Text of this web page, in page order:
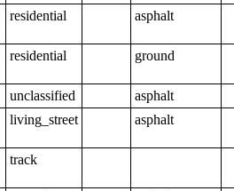
residential asphalt
residential ground
unclassified
asphalt
living_street asphalt
track